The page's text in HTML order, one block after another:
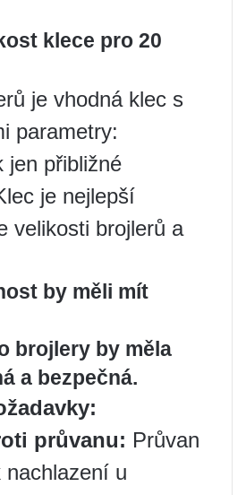
klece pro 20
je vhodná klec s
parametry:
jen přibližné
je nejlepší
velikosti brojlerů a
by měli mít
brojlery by měla
a bezpečná.
průvanu: Průvan
u